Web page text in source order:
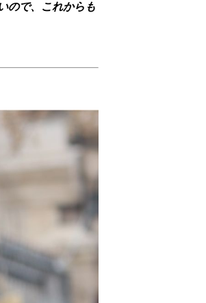
ので、これからも